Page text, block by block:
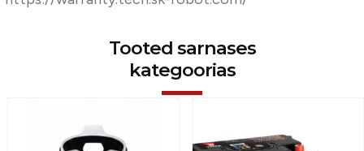
Tooted sarnases
kategoorias